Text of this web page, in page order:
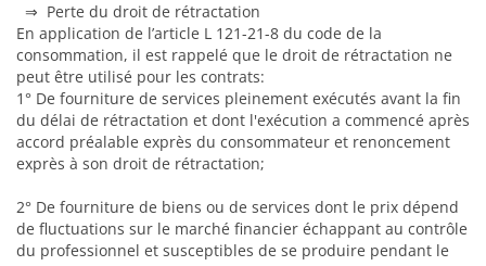
⇒ Perte du droit de rétractation
En application de l’article L 121-21-8 du code de la
consommation, il est rappelé que le droit de rétractation ne
peut être utilisé pour les contrats:
1° De fourniture de services pleinement exécutés avant la fin
du délai de rétractation et dont l'exécution a commencé après
accord préalable exprès du consommateur et renoncement
exprès à son droit de rétractation;
2° De fourniture de biens ou de services dont le prix dépend
de fluctuations sur le marché financier échappant au contrôle
du professionnel et susceptibles de se produire pendant le